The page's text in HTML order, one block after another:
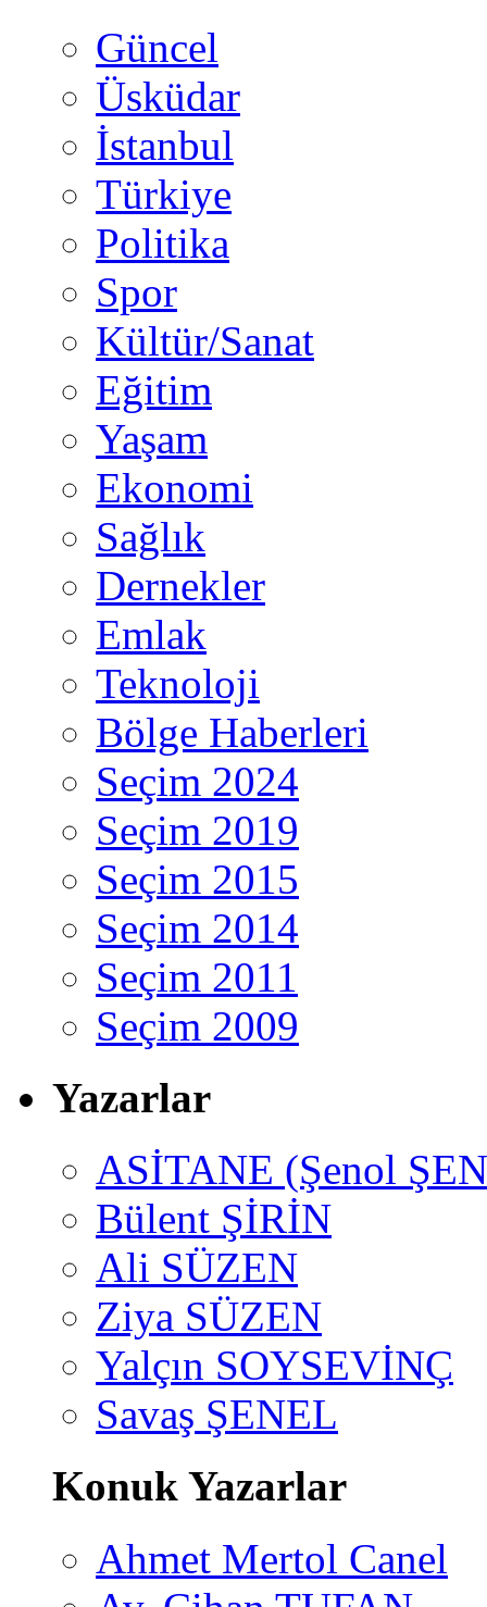
Güncel
Üsküdar
İstanbul
Türkiye
Politika
Spor
Kültür/Sanat
Eğitim
Yaşam
Ekonomi
Sağlık
Dernekler
Emlak
Teknoloji
Bölge Haberleri
Seçim 2024
Seçim 2019
Seçim 2015
Seçim 2014
Seçim 2011
Seçim 2009
Yazarlar
ASİTANE (Şenol
Bülent ŞİRİN
Ali SÜZEN
Ziya SÜZEN
Yalçın SOYSEVİNÇ
Savaş ŞENEL
Konuk Yazarlar
Ahmet Mertol Canel